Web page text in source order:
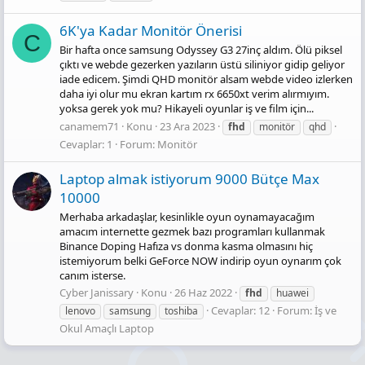
C 6K'ya Kadar Monitör Önerisi
Bir hafta once samsung Odyssey G3 27inç aldım. Ölü piksel
çıktı ve webde gezerken yazıların üstü siliniyor gidip geliyor
iade edicem. Şimdi QHD monitör alsam webde video izlerken
daha iyi olur mu ekran kartım rx 6650xt verim alırmıyım.
yoksa gerek yok mu? Hikayeli oyunlar iş ve film için...
canamem71
Konu 23 Ara 2023 fhd monitör qhd
Cevaplar: 1 Forum: Monitör
Laptop almak istiyorum 9000 Bütçe Max
10000
Merhaba arkadaşlar, kesinlikle oyun oynamayacağım
amacım internette gezmek bazı programları kullanmak
Binance Doping Hafıza vs donma kasma olmasını hiç
istemiyorum belki GeForce NOW indirip oyun oynarım çok
canım isterse.
Cyber Janissary Konu 26 Haz 2022 fhd
huawei
lenovo
samsung toshiba Cevaplar: 12 Forum:İş ve
Okul Amaçlı Laptop